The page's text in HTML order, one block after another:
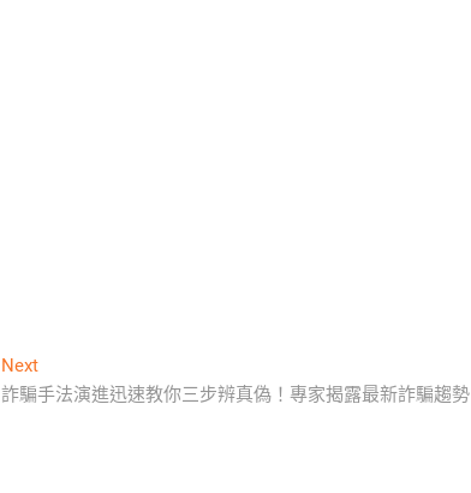
NextNext
post:
詐騙手法演進迅速教你三步辨真偽！專家揭露最新詐騙趨勢